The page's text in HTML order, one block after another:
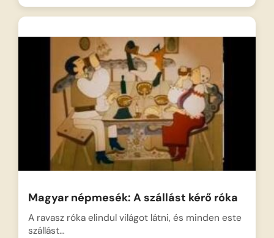
Magyar népmesék: A szállást kérő róka
A ravasz róka elindul világot látni, és minden este
szállást…